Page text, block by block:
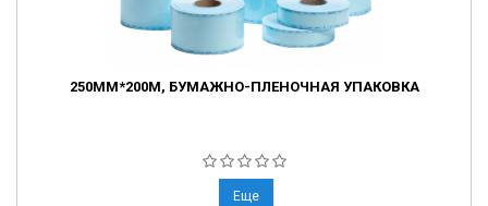
250ММ*200М, БУМАЖНО-ПЛЕНОЧНАЯ УПАКОВКА
Еще